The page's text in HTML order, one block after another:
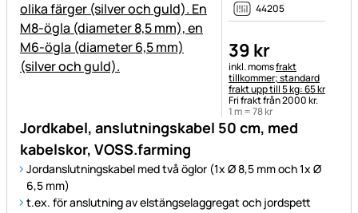
Jordkabel, anslutningskabel 50 cm, med
kabelskor, VOSS.farming
Jordanslutningskabel med två öglor (1x Ø 8,5 mm och 1x Ø
6,5 mm)
t.ex. för anslutning av elstängselaggregat och jordspett
44205
39 kr
Skatteinformation:
inkl. momsfrakt
tillkommer; standard
frakt upp till 5 kg: 65 kr
Fri frakt från 2000 kr.
1 m =78kr